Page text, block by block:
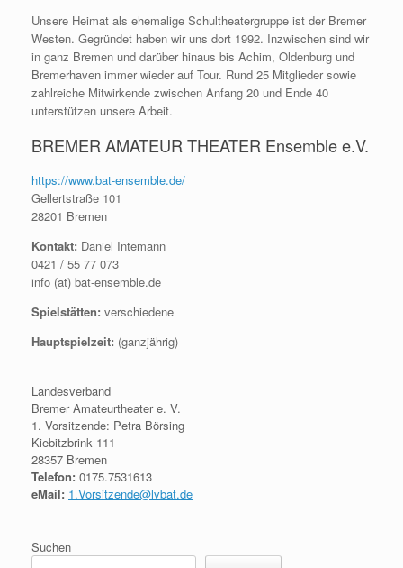
Unsere Heimat als ehemalige Schultheatergruppe ist der Bremer
Westen. Gegründet haben wir uns dort 1992. Inzwischen sind wir
in ganz Bremen und darüber hinaus bis Achim, Oldenburg und
Bremerhaven immer wieder auf Tour. Rund 25 Mitglieder sowie
zahlreiche Mitwirkende zwischen Anfang 20 und Ende 40
unterstützen unsere Arbeit.
BREMER AMATEUR THEATER Ensemble e.V.
https://www.bat-ensemble.de/
Gellertstraße 101
28201 Bremen
Kontakt: Daniel Intemann
0421 / 55 77 073
info (at) bat-ensemble.de
Spielstätten: verschiedene
Hauptspielzeit: (ganzjährig)
Landesverband
Bremer Amateurtheater e. V.
1. Vorsitzende: Petra Börsing
Kiebitzbrink 111
28357 Bremen
Telefon: 0175.7531613
eMail: 1.Vorsitzende@lvbat.de
Suchen